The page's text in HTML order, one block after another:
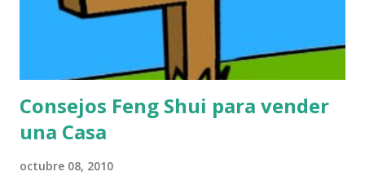
iConsejos Feng Shui para vender
una Casa
octubre 08, 2010